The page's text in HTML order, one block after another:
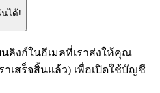
ได้!
ลิงก์ในอีเมลที่เราส่งให้คุณ
เสร็จสิ้นแล้ว) เพื่อเปิดใช้บัญชี